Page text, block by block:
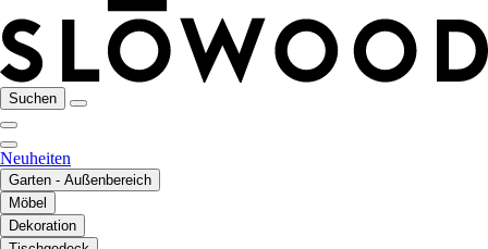
Suchen
Neuheiten
Garten - Außenbereich
Möbel
Dekoration